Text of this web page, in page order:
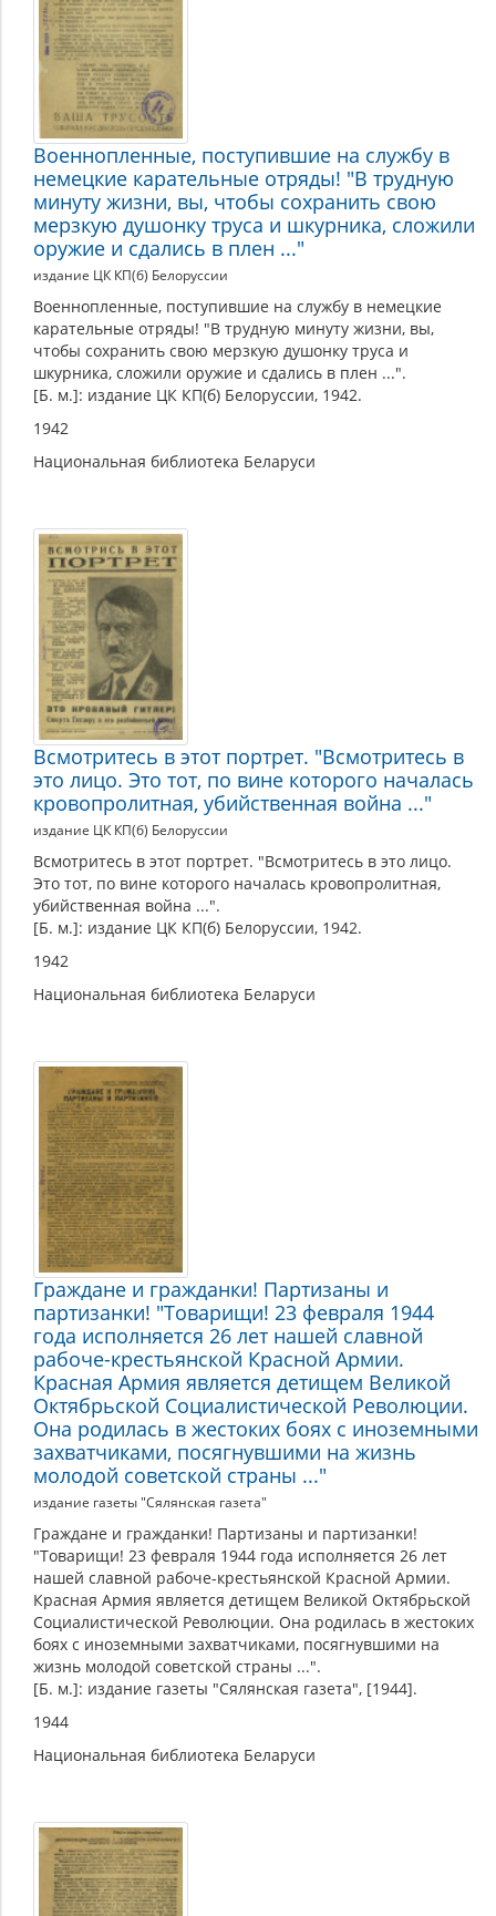
Военнопленные, поступившие на службу в
немецкие карательные отряды! "В трудную
минуту жизни, вы, чтобы сохранить свою
мерзкую душонку труса и шкурника, сложили
оружие и сдались в плен ..."
издание ЦК КП(б) Белоруссии
Военнопленные, поступившие на службу в немецкие
карательные отряды! "В трудную минуту жизни, вы,
чтобы сохранить свою мерзкую душонку труса и
шкурника, сложили оружие и сдались в плен ...".
[Б. м.]: издание ЦК КП(б) Белоруссии, 1942.
1942
Национальная библиотека Беларуси
Всмотритесь в этот портрет. "Всмотритесь в
это лицо. Это тот, по вине которого началась
кровопролитная, убийственная война ..."
издание ЦК КП(б) Белоруссии
Всмотритесь в этот портрет. "Всмотритесь в это лицо.
Это тот, по вине которого началась кровопролитная,
убийственная война ...".
[Б. м.]: издание ЦК КП(б) Белоруссии, 1942.
1942
Национальная библиотека Беларуси
Граждане и гражданки! Партизаны и
партизанки! "Товарищи! 23 февраля 1944
года исполняется 26 лет нашей славной
рабоче-крестьянской Красной Армии.
Красная Армия является детищем Великой
Октябрьской Социалистической Революции.
Она родилась в жестоких боях с иноземными
захватчиками, посягнувшими на жизнь
молодой советской страны ..."
издание газеты "Сялянская газета"
Граждане и гражданки! Партизаны и партизанки!
"Товарищи! 23 февраля 1944 года исполняется 26 лет
нашей славной рабоче-крестьянской Красной Армии.
Красная Армия является детищем Великой Октябрьской
Социалистической Революции. Она родилась в жестоких
боях с иноземными захватчиками, посягнувшими на
жизнь молодой советской страны ...".
[Б. м.]: издание газеты "Сялянская газета", [1944].
1944
Национальная библиотека Беларуси